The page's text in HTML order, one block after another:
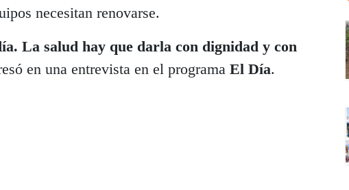
necesitan renovarse.
La salud hay que darla con dignidad y con
en una entrevista en el programa El Día.